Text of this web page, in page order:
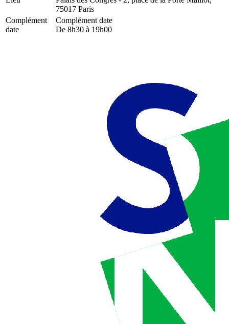
75017 Paris
Complément
date
Complément date
De 8h30 à 19h00